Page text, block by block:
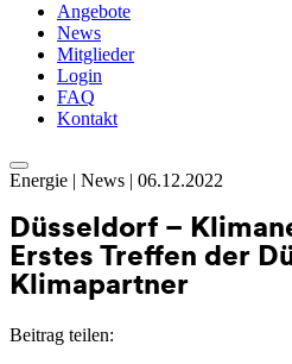
Angebote
News
Mitglieder
Login
FAQ
Kontakt
Skip
content
Energie | News | 06.12.2022
Düsseldorf –
Erstes Treffen der
Klimapartner
Beitrag teilen: